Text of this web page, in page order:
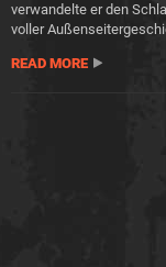
verwandelte er den
voller
READ MORE